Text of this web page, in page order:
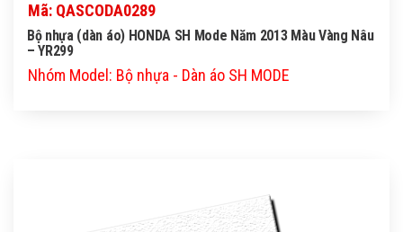
Mã: QASCODA0289
Bộ nhựa (dàn áo) HONDA SH Mode Năm 2013 Màu Vàng Nâu
– YR299
Nhóm Model: Bộ nhựa - Dàn áo SH MODE